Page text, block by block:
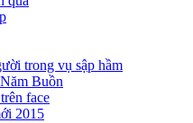
trong vụ sập hầm
Buồn
face
2015